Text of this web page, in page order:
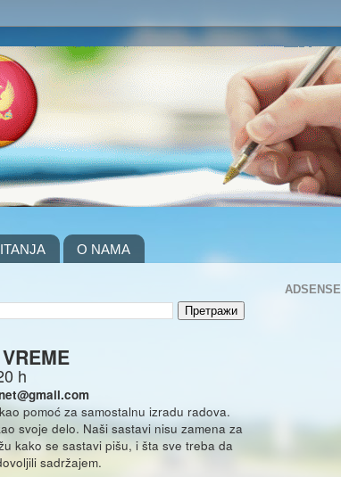
O NAMA
h
pomoć za samostalnu izradu radova.
svoje delo. Naši sastavi nisu zamena za
kako se sastavi pišu, i šta sve treba da
sadržajem.
ADSENSE